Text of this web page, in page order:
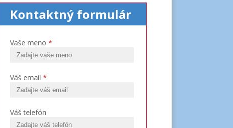
Kontaktný formulár
Vaše meno*
Váš email*
Váš telefón